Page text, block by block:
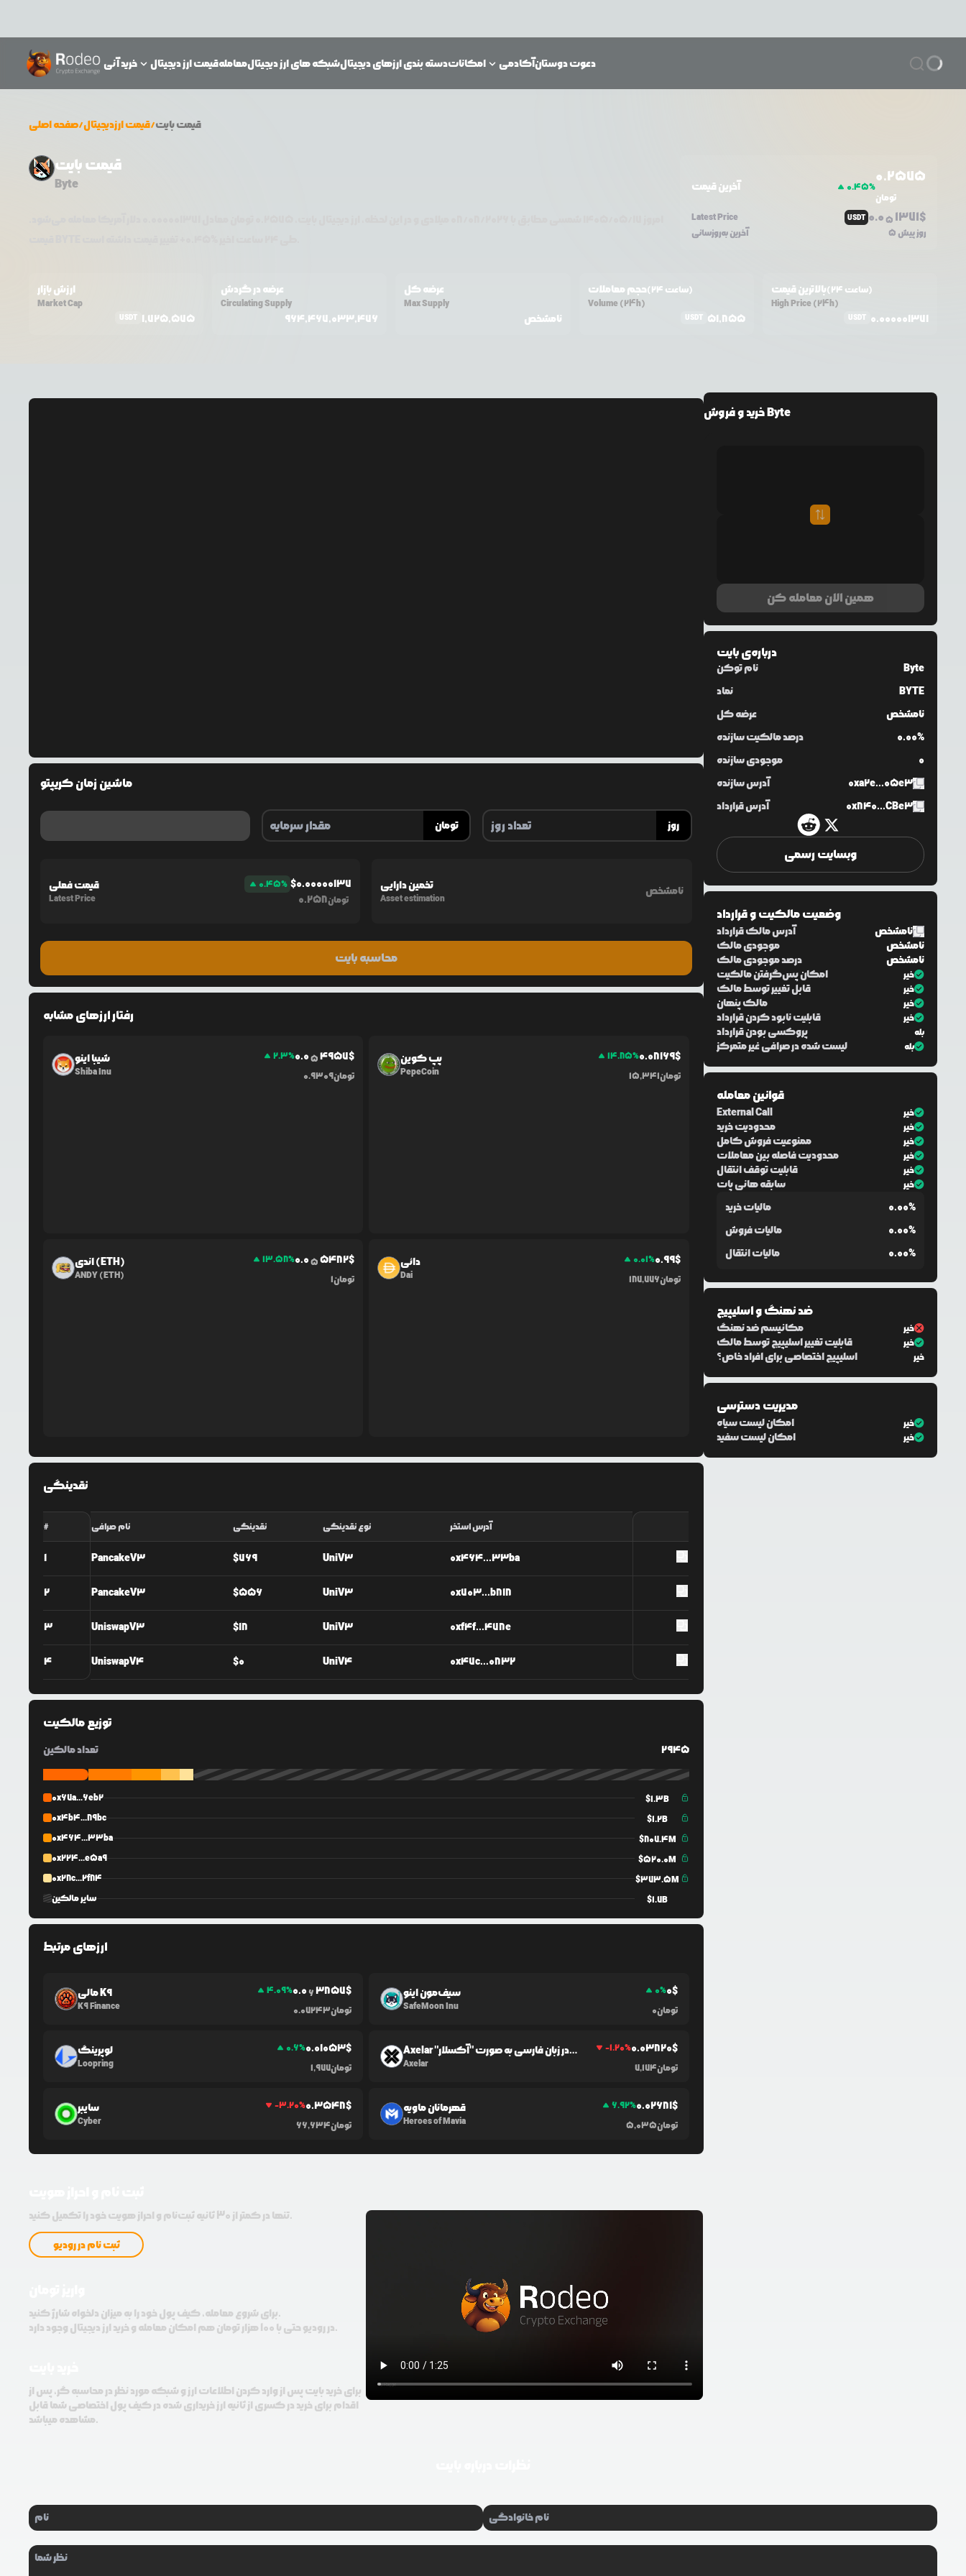
خرید آنی قیمت ارز دیجیتالمعاملهشبکه‌ های ارز دیجیتالدسته بندی ارزهای دیجیتالامکانات آکادمیدعوت دوستان
صفحه اصلی/قیمت ارزدیجیتال/ قیمتبایت
قیمت بایت
Byte آخرین قیمت 0.45%
0.2575
تومان
Latest Price
USDT 0.0 5 1371$
آخرین به‌روزسانی 5 روز پیش
ارزش بازار
Market Cap
USDT 1,725,575
عرضه در گردش
Circulating Supply
964,467,033,476
عرضه کل
Max Supply
نامشخص
حجم معاملات
(24 ساعت)
Volume (24h)
USDT 51,855
بالاترین قیمت
(24 ساعت)
High Price (24h)
USDT 0.000001371
ماشین زمان کریپتو
تومان روز
قیمت فعلی
Latest Price
0.45% $0.00000137
0.258تومان
تخمین دارایی
Asset estimation
نامشخص
محاسبه بایت
رفتار ارزهای مشابه
شیبا اینو
Shiba Inu
2.3%0.05 4957$
0.9309تومان
پپ کوین
PepeCoin
14.85%0.08169$
15,341تومان
اندی (ETH)
ANDY (ETH)
13.58%0.05 5482$
1تومان
دائی
Dai
0.01%0.99$
187,776تومان
نقدینگی
# نام صرافی نقدینگی نوع نقدینگی آدرس استخر
1 PancakeV3 $769 UniV3 0x464...33ba
2 PancakeV3 $556 UniV3 0x703...b818
3 UniswapV3 $18 UniV3 0xf4f...478e
4 UniswapV4 $0 UniV4 0x47c...0832
توزیع مالکیت
تعداد مالکین 2945
0x67a...6eb2 $1.3B
0x4b4...89bc
$1.2B
0x464...33ba
$807.4M
0x224...e5a9
$520.0M
0x28c...2f84
$373.5M
سایر مالکین
$1.7B
ارزهای مرتبط
مالی K9
K9 Finance
4.09%0.06 3857$
0.07243تومان
سیف‌مون اینو
SafeMoon Inu
0%0$
0تومان
لوپرینگ
Loopring
0.6%0.01053$
1,977تومان
Axelar در زبان فارسی به صورت "آکسلار"
Axelar
-1.20%0.03820$
7,174تومان
سایبر
Cyber
-3.20%0.3548$
66,634تومان
قهرمانان ماویه
Heroes of Mavia
6.92%0.02681$
5,035تومان
تنها در کمتر از 30 ثانیه ثبت‌نام و احراز هویت خود را تکمیل کنید.
ثبت نام در رودیو
برای شروع معامله، کیف پول خود را به میزان دلخواه شارژ کنید.
در رودیو حتی با 100 هزار تومان هم امکان معامله و خرید ارز دیجیتال وجود دارد.
برای خرید بایت پس از وارد کردن اطلاعات ارز و شبکه مورد نظر در محاسبه گر، پس از
اقدام برای خرید در کسری از ثانیه ارز خریداری شده در کیف پول اختصاصی شما قابل
مشاهده میباشد.
خرید و فروش Byte
همین الان معامله کن
درباره‌یبایت
نام توکن
Byte
نماد
BYTE
عرضه کل
نامشخص
درصد مالکیت سازنده
0.00%
موجودی سازنده
0
آدرس سازنده
0xa2e...05e3
آدرس قرارداد
0x840...CBe3
وبسایت رسمی
وضعیت مالکیت و قرارداد
آدرس مالک قرارداد
نامشخص
موجودی مالک
نامشخص
درصد موجودی مالک
نامشخص
امکان پس‌گرفتن مالکیت
خیر
قابل تغییر توسط مالک خیر
مالک پنهان خیر
قابلیت نابود کردن قرارداد خیر
پروکسی بودن قرارداد بله
لیست شده در صرافی غیر متمرکز بله
قوانین معامله
External Call خیر
محدودیت خرید خیر
ممنوعیت فروش کامل خیر
محدودیت فاصله بین معاملات خیر
قابلیت توقف انتقال خیر
سابقه هانی پات خیر
مالیات خرید
0.00%
مالیات فروش
0.00%
مالیات انتقال
0.00%
ضد نهنگ و اسلیپیج
مکانیسم ضد نهنگ خیر
قابلیت تغییر اسلیپیج توسط مالک خیر
اسلیپیج اختصاصی برای افراد خاص؟ خیر
مدیریت دسترسی
امکان لیست سیاه خیر
امکان لیست سفید خیر